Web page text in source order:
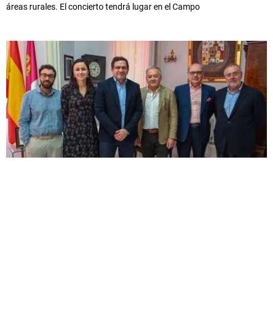
áreas rurales. El concierto tendrá lugar en el Campo